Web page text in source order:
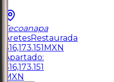
Tecoanapa
AretesRestaurada
$16,173.151MXN
Apartado:
$16,173.151
MXN